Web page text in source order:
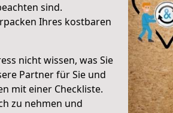
sind.
Ihres kostbaren
nicht wissen, was Sie
Partner für Sie und
mit einer Checkliste.
zu nehmen und